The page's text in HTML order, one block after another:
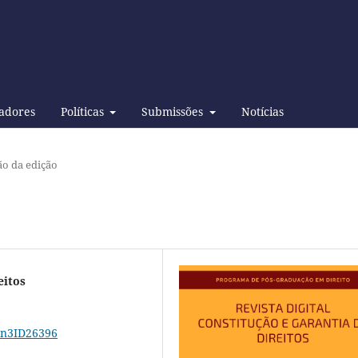
Políticas Submissões Notícias
da edição